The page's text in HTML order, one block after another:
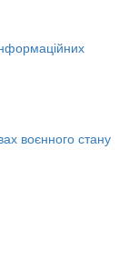
воєнного стану